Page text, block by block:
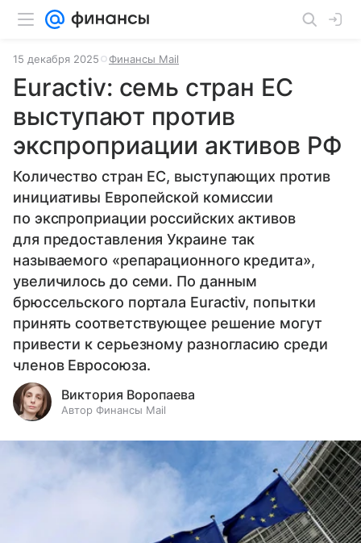
15 декабря 2025 Финансы Mail
Euractiv: семь стран ЕС
выступают против
экспроприации активов РФ
Количество стран ЕС, выступающих против
инициативы Европейской комиссии
по экспроприации российских активов
для предоставления Украине так
называемого «репарационного кредита»,
увеличилось до семи. По данным
брюссельского портала Euractiv, попытки
принять соответствующее решение могут
привести к серьезному разногласию среди
членов Евросоюза.
Виктория Воропаева
Автор Финансы Mail